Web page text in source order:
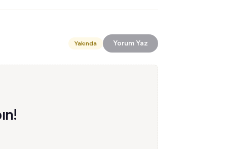
Yakında Yorum Yaz